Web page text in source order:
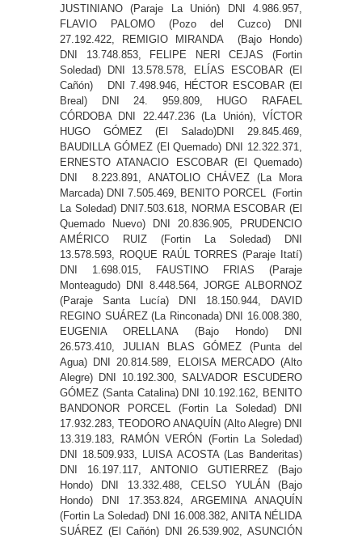
JUSTINIANO (Paraje La Unión) DNI 4.986.957,
FLAVIO PALOMO (Pozo del Cuzco) DNI
27.192.422, REMIGIO MIRANDA (Bajo Hondo)
DNI 13.748.853, FELIPE NERI CEJAS (Fortin
Soledad) DNI 13.578.578, ELÍAS ESCOBAR (El
Cañón) DNI 7.498.946, HÉCTOR ESCOBAR (El
Breal) DNI 24. 959.809, HUGO RAFAEL
CÓRDOBA DNI 22.447.236 (La Unión), VÍCTOR
HUGO GÓMEZ (El Salado)DNI 29.845.469,
BAUDILLA GÓMEZ (El Quemado) DNI 12.322.371,
ERNESTO ATANACIO ESCOBAR (El Quemado)
DNI 8.223.891, ANATOLIO CHÁVEZ (La Mora
Marcada) DNI 7.505.469, BENITO PORCEL (Fortin
La Soledad) DNI7.503.618, NORMA ESCOBAR (El
Quemado Nuevo) DNI 20.836.905, PRUDENCIO
AMÉRICO RUIZ (Fortin La Soledad) DNI
13.578.593, ROQUE RAÚL TORRES (Paraje Itatí)
DNI 1.698.015, FAUSTINO FRIAS (Paraje
Monteagudo) DNI 8.448.564, JORGE ALBORNOZ
(Paraje Santa Lucía) DNI 18.150.944, DAVID
REGINO SUÁREZ (La Rinconada) DNI 16.008.380,
EUGENIA ORELLANA (Bajo Hondo) DNI
26.573.410, JULIAN BLAS GÓMEZ (Punta del
Agua) DNI 20.814.589, ELOISA MERCADO (Alto
Alegre) DNI 10.192.300, SALVADOR ESCUDERO
GÓMEZ (Santa Catalina) DNI 10.192.162, BENITO
BANDONOR PORCEL (Fortin La Soledad) DNI
17.932.283, TEODORO ANAQUÍN (Alto Alegre) DNI
13.319.183, RAMÓN VERÓN (Fortin La Soledad)
DNI 18.509.933, LUISA ACOSTA (Las Banderitas)
DNI 16.197.117, ANTONIO GUTIERREZ (Bajo
Hondo) DNI 13.332.488, CELSO YULÁN (Bajo
Hondo) DNI 17.353.824, ARGEMINA ANAQUÍN
(Fortin La Soledad) DNI 16.008.382, ANITA NÉLIDA
SUÁREZ (El Cañón) DNI 26.539.902, ASUNCIÓN